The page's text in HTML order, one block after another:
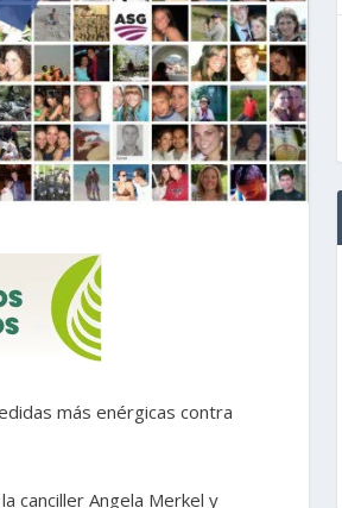
más enérgicas contra
canciller Angela Merkel y